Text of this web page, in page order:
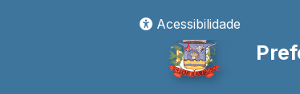
Acessibilidade